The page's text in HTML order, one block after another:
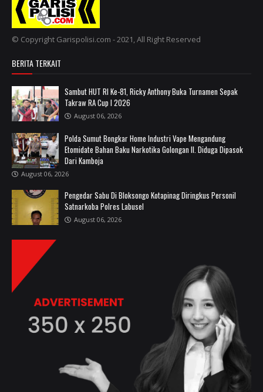
© Copyright Garispolisi.com - 2021, All Right Reserved
BERITA TERKAIT
Sambut HUT RI Ke-81, Ricky Anthony Buka Turnamen Sepak
Takraw RA Cup I 2026
August 06, 2026
Polda Sumut Bongkar Home Industri Vape Mengandung
Etomidate Bahan Baku Narkotika Golongan II. Diduga Dipasok
Dari Kamboja
August 06, 2026
Pengedar Sabu Di Bloksongo Kotapinag Diringkus ‎Personil
Satnarkoba Polres Labusel
August 06, 2026